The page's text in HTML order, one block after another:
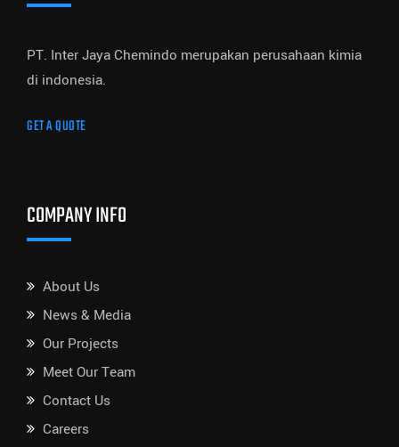
PT. Inter Jaya Chemindo merupakan perusahaan kimia
di indonesia.
GET A QUOTE
COMPANY INFO
About Us
News & Media
Our Projects
Meet Our Team
Contact Us
Careers